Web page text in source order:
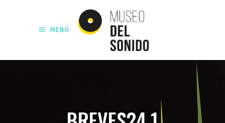
MENÚ